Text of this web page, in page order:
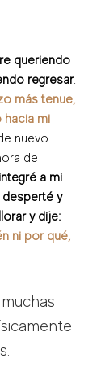
queriendo
regresar.
más tenue,
mi
nuevo
de
a mi
y
y dije:
ni por qué,